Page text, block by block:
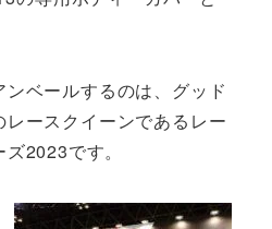
ベールするのは、グッド
ースクイーンであるレー
2023です。